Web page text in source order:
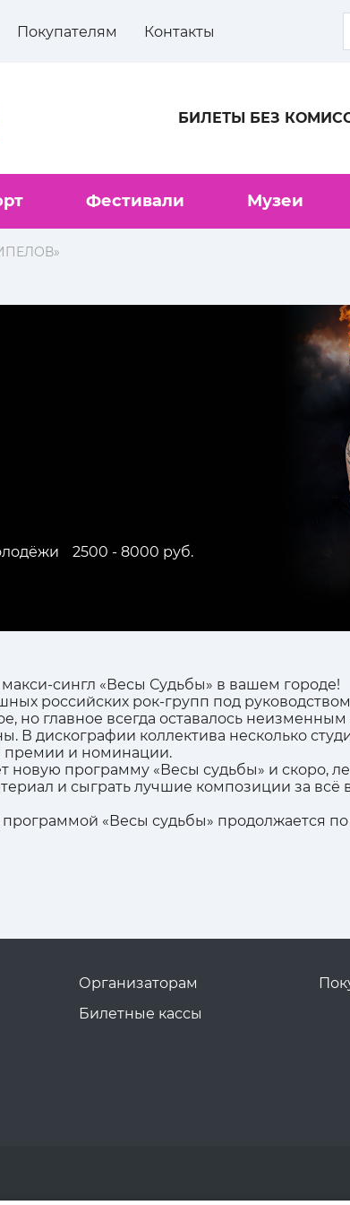
Покупателям Контакты
БИЛЕТЫ БЕЗ
Фестивали Музеи
2500 - 8000 руб.
сингл «Весы Судьбы» в вашем городе!
российских рок-групп под
но главное всегда оставалось
В дискографии коллектива несколько
премии и номинации.
новую программу «Весы судьбы» и скоро,
и сыграть лучшие композиции за всё
программой «Весы судьбы» продолжается
Организаторам
Билетные кассы